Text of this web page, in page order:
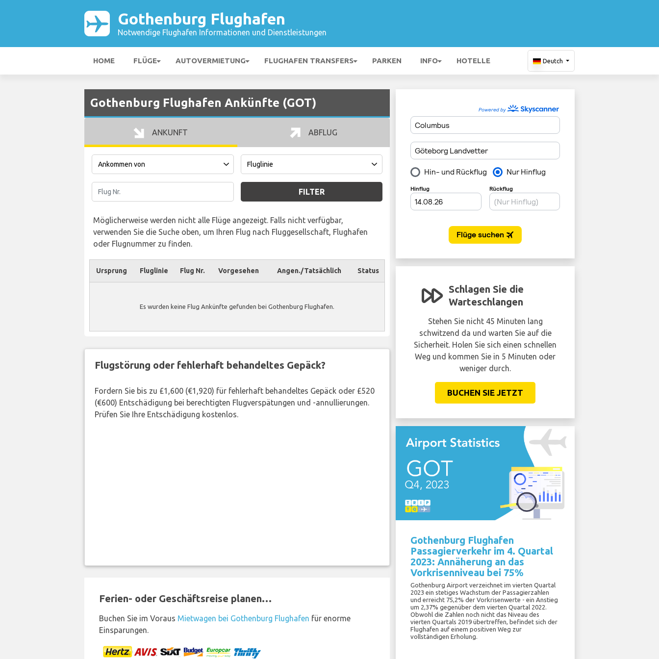
Gothenburg Flughafen
Notwendige Flughafen Informationen und Dienstleistungen
HOME FLÜGE AUTOVERMIETUNG FLUGHAFEN TRANSFERS PARKEN INFO HOTELLE Deutch
Gothenburg Flughafen Ankünfte (GOT)
ANKUNFT ABFLUG
FILTER
Möglicherweise werden nicht alle Flüge angezeigt. Falls nicht verfügbar,
verwenden Sie die Suche oben, um Ihren Flug nach Fluggesellschaft, Flughafen
oder Flugnummer zu finden.
Ursprung Fluglinie Flug Nr. Vorgesehen Angen./Tatsächlich Status
Es wurden keine Flug Ankünfte gefunden bei Gothenburg Flughafen.
Flugstörung oder fehlerhaft behandeltes Gepäck?
Fordern Sie bis zu £1,600 (€1,920) für fehlerhaft behandeltes Gepäck oder £520
(€600) Entschädigung bei berechtigten Flugverspätungen und -annullierungen.
Prüfen Sie Ihre Entschädigung kostenlos.
Ferien- oder Geschäftsreise planen…
Buchen Sie im Voraus Mietwagen bei Gothenburg Flughafen für enorme
Einsparungen.
wurde er annulliert?
Sie haben möglicherweise anspruch auf
Schlagen Sie die
Warteschlangen
Stehen Sie nicht 45 Minuten lang
schwitzend da und warten Sie auf die
Sicherheit. Holen Sie sich einen schnellen
Weg und kommen Sie in 5 Minuten oder
weniger durch.
BUCHEN SIE JETZT
Gothenburg Flughafen
Passagierverkehr im 4. Quartal
2023: Annäherung an das
Vorkrisenniveau bei 75%
Gothenburg Airport verzeichnet im vierten Quartal
2023 ein stetiges Wachstum der Passagierzahlen
und erreicht 75,2% der Vorkrisenwerte - ein Anstieg
um 2,37% gegenüber dem vierten Quartal 2022.
Obwohl die Zahlen noch nicht das Niveau des
vierten Quartals 2019 übertreffen, befindet sich der
Flughafen auf einem positiven Weg zur
vollständigen Erholung.